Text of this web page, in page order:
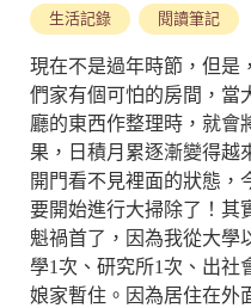
生活記錄 閱讀筆記
現在不是過年時節，但是
們家有個可怕的房間，當
廳的東西作整理時，就會
果，日積月累逐漸變得越
開門看不見裡面的狀態，
要開始進行大掃除了！其
魁禍首了，因為我從大學
學1次、研究所1次、出社
娘家暫住。因為居住在外